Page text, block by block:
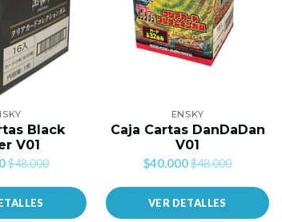
Black
V01
$48.000
ENSKY
Caja Cartas DanDaDan
V01
$40.000$48.000
VER DETALLES